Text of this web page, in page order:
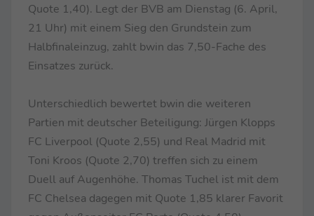
Quote 1,40). Legt der BVB am Dienstag (6. April,
21 Uhr) mit einem Sieg den Grundstein zum
Halbfinaleinzug, zahlt bwin das 7,50-Fache des
Einsatzes zurück.
Unterschiedlich bewertet bwin die weiteren
Partien mit deutscher Beteiligung: Jürgen Klopps
FC Liverpool (Quote 2,55) und Real Madrid mit
Toni Kroos (Quote 2,70) treffen sich zu einem
Duell auf Augenhöhe. Thomas Tuchel ist mit dem
FC Chelsea dagegen mit Quote 1,85 klarer Favorit